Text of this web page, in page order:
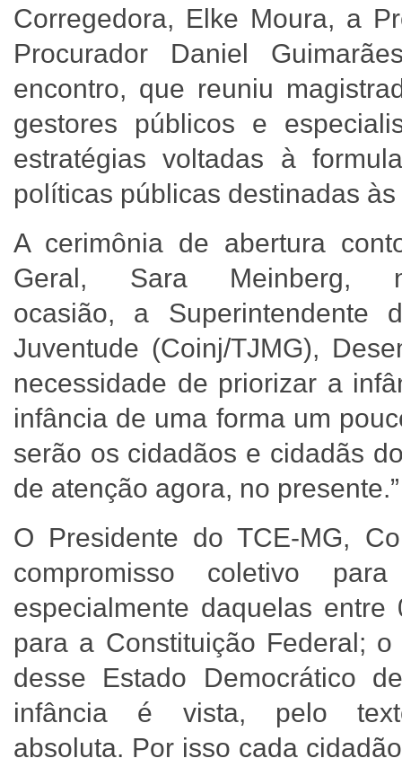
Corregedora, Elke Moura, a
Procurador Daniel
encontro, que reuniu
gestores públicos e
estratégias voltadas à
políticas públicas destinadas
A cerimônia de abertura
Geral, Sara
ocasião, a Superintendente
Juventude (Coinj/TJMG),
necessidade de priorizar a
infância de uma forma um
serão os cidadãos e cidadãs
de atenção agora, no
O Presidente do TCE-MG,
compromisso coletivo
especialmente daquelas
para a Constituição Federal;
desse Estado Democrático
infância é vista, pelo
absoluta. Por isso cada